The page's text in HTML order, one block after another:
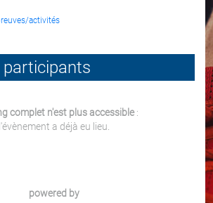
activités
participants
complet n'est plus accessible:
l'évènement a déjà eu lieu.
powered by